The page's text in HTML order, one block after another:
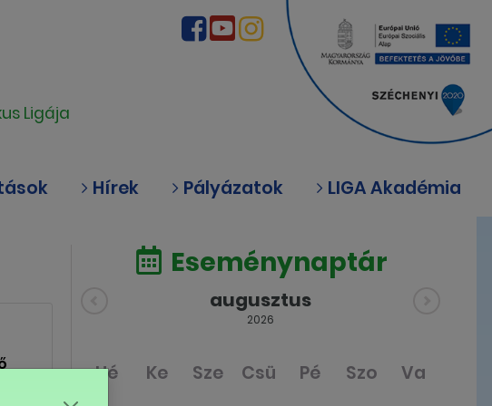
Ligája
Hírek Pályázatok LIGA Akadémia
Eseménynaptár
augusztus
2026
Hé Ke Sze Csü Pé Szo Va